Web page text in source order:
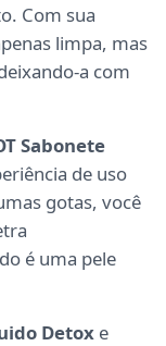
Com sua
limpa, mas
a com
Sabonete
de uso
gotas, você
é uma pele
Detox e